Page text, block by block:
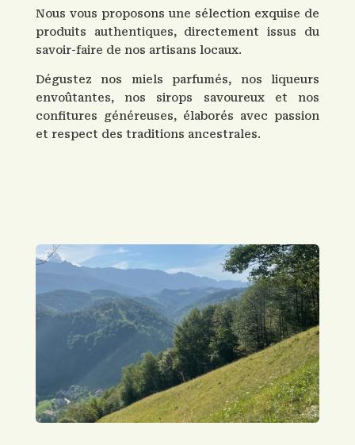
Nous vous proposons une sélection exquise de
produits authentiques, directement issus du
savoir-faire de nos artisans locaux.
Dégustez nos miels parfumés, nos liqueurs
envoûtantes, nos sirops savoureux et nos
confitures généreuses, élaborés avec passion
et respect des traditions ancestrales.